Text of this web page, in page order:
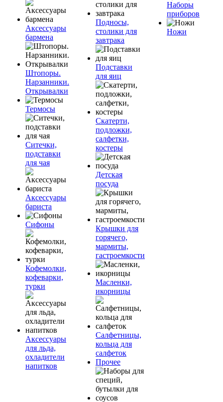
Аксессуары
бармена
Штопоры.
Нарзанники.
Открывалки
Термосы
Ситечки,
подставки
для чая
Аксессуары
бариста
Сифоны
Кофемолки,
кофеварки,
турки
Аксессуары
для льда,
охладители
напитков
Подносы,
столики для
завтрака
Подставки
для яиц
Скатерти,
подложки,
салфетки,
костеры
Детская
посуда
Крышки для
горячего,
мармиты,
гастроемкости
Масленки,
икорницы
Салфетницы,
кольца для
салфеток
Прочее
Наборы
приборов
Ножи